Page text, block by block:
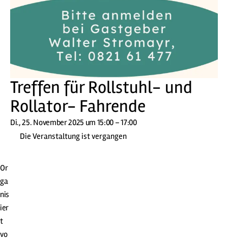
Treffen für Rollstuhl- und
Rollator- Fahrende
Di., 25. November 2025 um 15:00 – 17:00
Die Veranstaltung ist vergangen
Or
ga
nis
ier
t
vo